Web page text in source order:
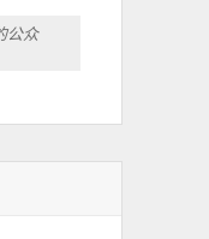
公众